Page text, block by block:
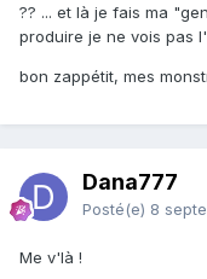
?? ... et là je fais ma
produire je ne vois pas
bon zappétit, mes
Dana777
Posté(e) 8
Me v'là !